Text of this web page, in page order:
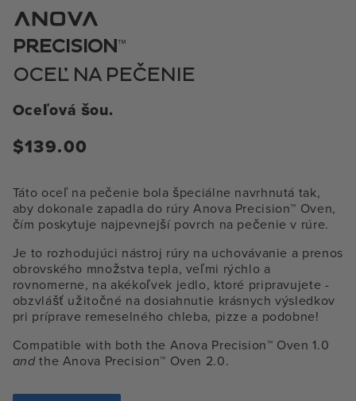
režime
PRECISION™
OCEĽ NA PEČENIE
Oceľová šou.
Bežná
$139.00
Táto oceľ na pečenie bola špeciálne navrhnutá tak,
aby dokonale zapadla do rúry Anova Precision™ Oven,
čím poskytuje najpevnejší povrch na pečenie v rúre.
Je to rozhodujúci nástroj rúry na uchovávanie a prenos
obrovského množstva tepla, veľmi rýchlo a
rovnomerne, na akékoľvek jedlo, ktoré pripravujete -
obzvlášť užitočné na dosiahnutie krásnych výsledkov
pri príprave remeselného chleba, pizze a podobne!
Compatible with both the Anova Precision™ Oven 1.0
andthe Anova Precision™ Oven 2.0.